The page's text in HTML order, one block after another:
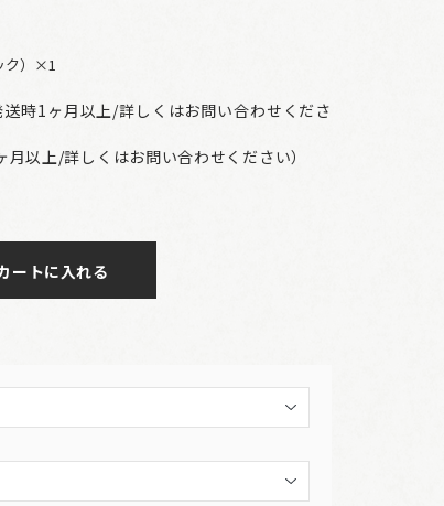
ク）×1
時1ヶ月以上/詳しくはお問い合わせくださ
以上/詳しくはお問い合わせください）
ートに入れる